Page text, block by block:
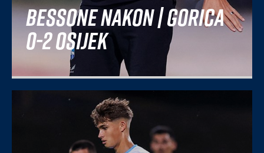
Bessone nakon | Gorica
0-2 Osijek